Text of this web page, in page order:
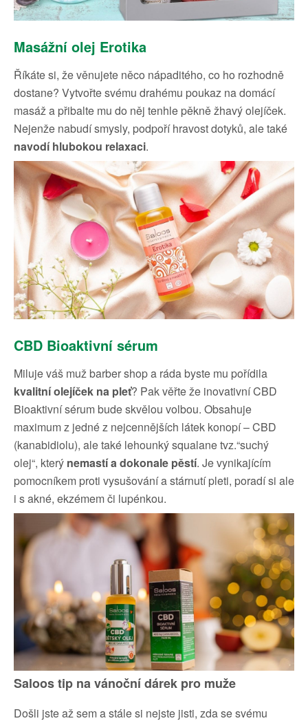
Masážní olej Erotika
Říkáte si, že věnujete něco nápaditého, co ho rozhodně
dostane? Vytvořte svému drahému poukaz na domácí
masáž a přibalte mu do něj tenhle pěkně žhavý olejíček.
Nejenže nabudí smysly, podpoří hravost dotyků, ale také
navodí hlubokou relaxaci.
CBD Bioaktivní sérum
Miluje váš muž barber shop a ráda byste mu pořídila
kvalitní olejíček na pleť? Pak věřte že inovativní CBD
Bioaktivní sérum bude skvělou volbou. Obsahuje
maximum z jedné z nejcennějších látek konopí – CBD
(kanabidiolu), ale také lehounký squalane tvz.“suchý
olej“, který nemastí a dokonale pěstí. Je vynikajícím
pomocníkem proti vysušování a stárnutí pleti, poradí si ale
i s akné, ekzémem či lupénkou.
Saloos tip na vánoční dárek pro muže
Došli jste až sem a stále si nejste jisti, zda se svému